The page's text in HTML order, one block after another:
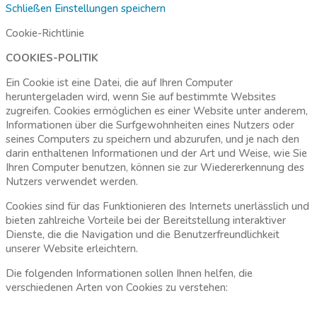
Schließen Einstellungen speichern
Cookie-Richtlinie
COOKIES-POLITIK
Ein Cookie ist eine Datei, die auf Ihren Computer
heruntergeladen wird, wenn Sie auf bestimmte Websites
zugreifen. Cookies ermöglichen es einer Website unter anderem,
Informationen über die Surfgewohnheiten eines Nutzers oder
seines Computers zu speichern und abzurufen, und je nach den
darin enthaltenen Informationen und der Art und Weise, wie Sie
Ihren Computer benutzen, können sie zur Wiedererkennung des
Nutzers verwendet werden.
Cookies sind für das Funktionieren des Internets unerlässlich und
bieten zahlreiche Vorteile bei der Bereitstellung interaktiver
Dienste, die die Navigation und die Benutzerfreundlichkeit
unserer Website erleichtern.
Die folgenden Informationen sollen Ihnen helfen, die
verschiedenen Arten von Cookies zu verstehen: